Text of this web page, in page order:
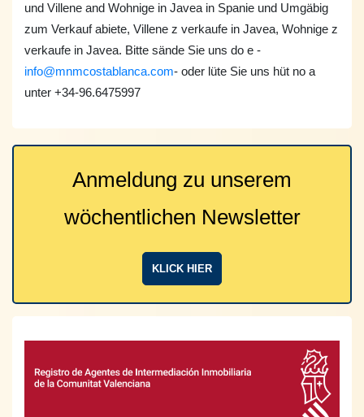
und Villene and Wohnige in Javea in Spanie und Umgäbig
zum Verkauf abiete, Villene z verkaufe in Javea, Wohnige z
verkaufe in Javea. Bitte sände Sie uns do e -
info@mnmcostablanca.com- oder lüte Sie uns hüt no a
unter +34-96.6475997
Anmeldung zu unserem
wöchentlichen Newsletter
KLICK HIER